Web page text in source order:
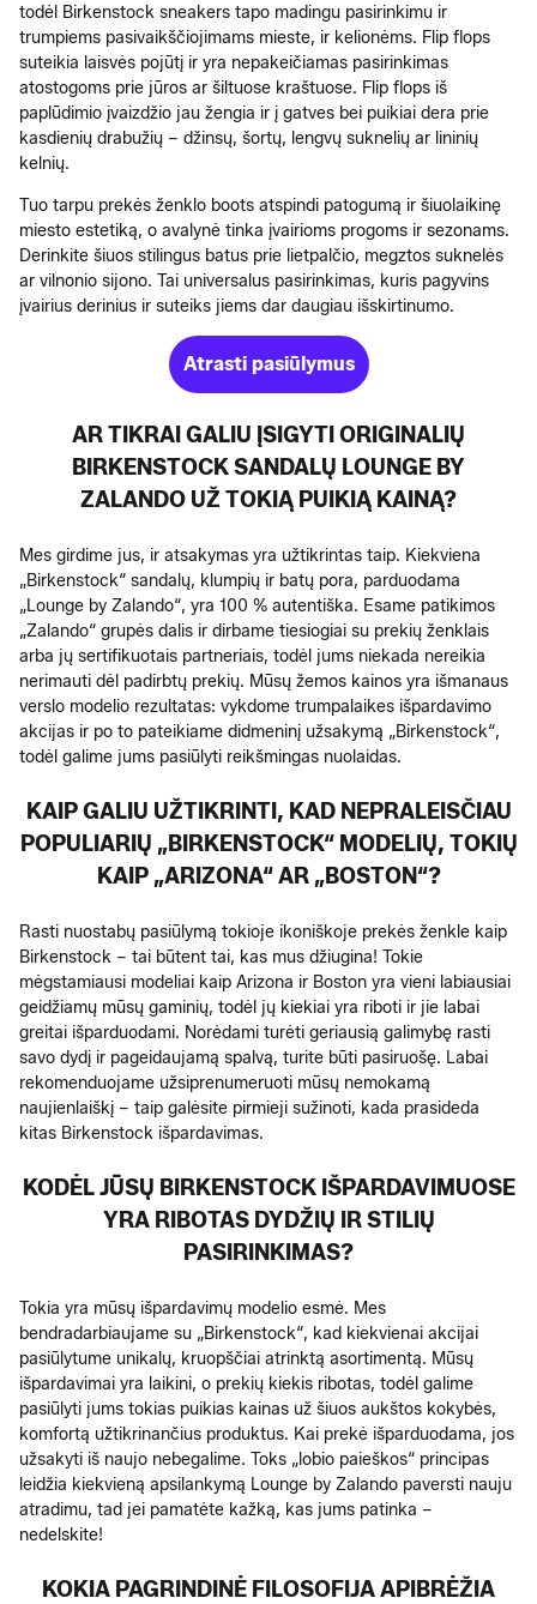
todėl Birkenstock sneakers tapo madingu pasirinkimu ir
trumpiems pasivaikščiojimams mieste, ir kelionėms. Flip flops
suteikia laisvės pojūtį ir yra nepakeičiamas pasirinkimas
atostogoms prie jūros ar šiltuose kraštuose. Flip flops iš
paplūdimio įvaizdžio jau žengia ir į gatves bei puikiai dera prie
kasdienių drabužių – džinsų, šortų, lengvų suknelių ar lininių
kelnių.
Tuo tarpu prekės ženklo boots atspindi patogumą ir šiuolaikinę
miesto estetiką, o avalynė tinka įvairioms progoms ir sezonams.
Derinkite šiuos stilingus batus prie lietpalčio, megztos suknelės
ar vilnonio sijono. Tai universalus pasirinkimas, kuris pagyvins
įvairius derinius ir suteiks jiems dar daugiau išskirtinumo.
Atrasti pasiūlymus
AR TIKRAI GALIU ĮSIGYTI ORIGINALIŲ
BIRKENSTOCK SANDALŲ LOUNGE BY
ZALANDO UŽ TOKIĄ PUIKIĄ KAINĄ?
Mes girdime jus, ir atsakymas yra užtikrintas taip. Kiekviena
„Birkenstock“ sandalų, klumpių ir batų pora, parduodama
„Lounge by Zalando“, yra 100 % autentiška. Esame patikimos
„Zalando“ grupės dalis ir dirbame tiesiogiai su prekių ženklais
arba jų sertifikuotais partneriais, todėl jums niekada nereikia
nerimauti dėl padirbtų prekių. Mūsų žemos kainos yra išmanaus
verslo modelio rezultatas: vykdome trumpalaikes išpardavimo
akcijas ir po to pateikiame didmeninį užsakymą „Birkenstock“,
todėl galime jums pasiūlyti reikšmingas nuolaidas.
KAIP GALIU UŽTIKRINTI, KAD NEPRALEISČIAU
POPULIARIŲ „BIRKENSTOCK“ MODELIŲ, TOKIŲ
KAIP „ARIZONA“ AR „BOSTON“?
Rasti nuostabų pasiūlymą tokioje ikoniškoje prekės ženkle kaip
Birkenstock – tai būtent tai, kas mus džiugina! Tokie
mėgstamiausi modeliai kaip Arizona ir Boston yra vieni labiausiai
geidžiamų mūsų gaminių, todėl jų kiekiai yra riboti ir jie labai
greitai išparduodami. Norėdami turėti geriausią galimybę rasti
savo dydį ir pageidaujamą spalvą, turite būti pasiruošę. Labai
rekomenduojame užsiprenumeruoti mūsų nemokamą
naujienlaiškį – taip galėsite pirmieji sužinoti, kada prasideda
kitas Birkenstock išpardavimas.
KODĖL JŪSŲ BIRKENSTOCK IŠPARDAVIMUOSE
YRA RIBOTAS DYDŽIŲ IR STILIŲ
PASIRINKIMAS?
Tokia yra mūsų išpardavimų modelio esmė. Mes
bendradarbiaujame su „Birkenstock“, kad kiekvienai akcijai
pasiūlytume unikalų, kruopščiai atrinktą asortimentą. Mūsų
išpardavimai yra laikini, o prekių kiekis ribotas, todėl galime
pasiūlyti jums tokias puikias kainas už šiuos aukštos kokybės,
komfortą užtikrinančius produktus. Kai prekė išparduodama, jos
užsakyti iš naujo nebegalime. Toks „lobio paieškos“ principas
leidžia kiekvieną apsilankymą Lounge by Zalando paversti nauju
atradimu, tad jei pamatėte kažką, kas jums patinka –
nedelskite!
KOKIA PAGRINDINĖ FILOSOFIJA APIBRĖŽIA